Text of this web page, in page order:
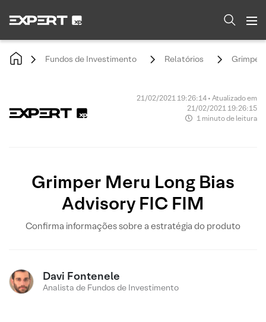
Fundos de Investimento Relatórios Grimper
21/02/2021 19:26:14 • Atualizado em
21/02/2021 19:26:15
1 minuto de leitura
Grimper Meru Long Bias
Advisory FIC FIM
Confirma informações sobre a estratégia do produto
Davi Fontenele
Analista de Fundos de Investimento